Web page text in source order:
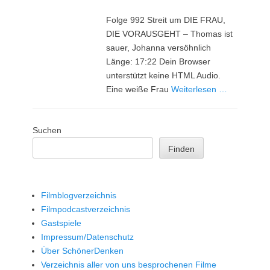
Folge 992 Streit um DIE FRAU,
DIE VORAUSGEHT – Thomas ist
sauer, Johanna versöhnlich
Länge: 17:22 Dein Browser
unterstützt keine HTML Audio.
Eine weiße FrauWeiterlesen …
Suchen
Finden
Filmblogverzeichnis
Filmpodcastverzeichnis
Gastspiele
Impressum/Datenschutz
Über SchönerDenken
Verzeichnis aller von uns besprochenen Filme